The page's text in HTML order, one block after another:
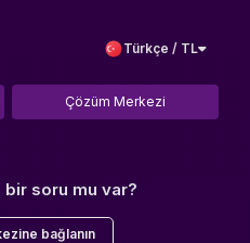
Türkçe / TL
Çözüm Merkezi
bir soru mu var?
bağlanın